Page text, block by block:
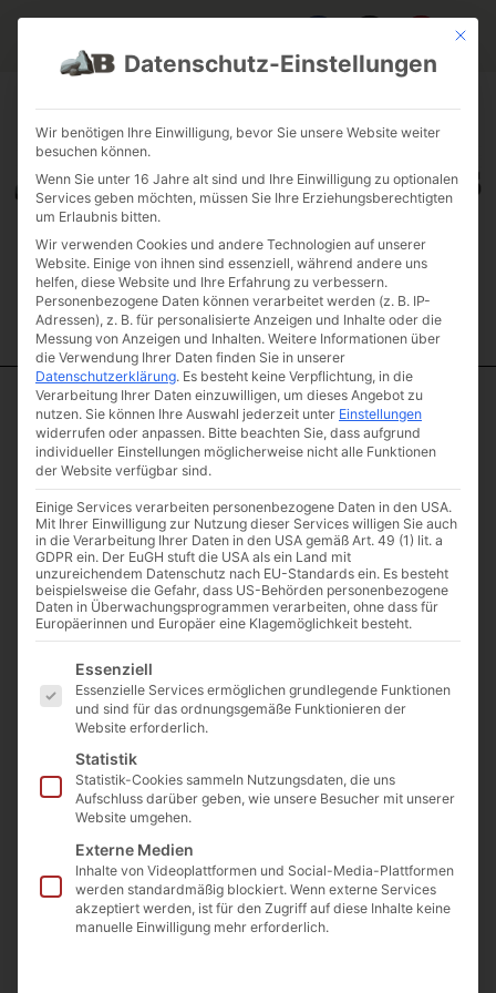
JOBS
FUHRPARK
Start/Natursteinstufen/Blockstufen/ Dolomit Garten Blockstufe
60 – 120
Blockstufe 60 –
120
Artikelnummer: DGB150
€109,00 (inkl. MwSt.)
Preis / laufender Meter ab
Steinbruch
€129 (inkl. MwSt.)
€119
Lager Langgöns ab 8 lfm
Mit
Datenschutz-Einstellungen
Wir benötigen Ihre Einwilligung, bevor Sie unsere Website weiter
besuchen können.
Wenn Sie unter 16 Jahre alt sind und Ihre Einwilligung zu optionalen
Services geben möchten, müssen Sie Ihre Erziehungsberechtigten
um Erlaubnis bitten.
Wir verwenden Cookies und andere Technologien auf unserer
Website. Einige von ihnen sind essenziell, während andere uns
helfen, diese Website und Ihre Erfahrung zu verbessern.
Personenbezogene Daten können verarbeitet werden (z. B. IP-
Adressen), z. B. für personalisierte Anzeigen und Inhalte oder die
Messung von Anzeigen und Inhalten. Weitere Informationen über
die Verwendung Ihrer Daten finden Sie in unserer
Datenschutzerklärung. Es besteht keine Verpflichtung, in die
Verarbeitung Ihrer Daten einzuwilligen, um dieses Angebot zu
nutzen. Sie können Ihre Auswahl jederzeit unter Einstellungen
widerrufen oder anpassen. Bitte beachten Sie, dass aufgrund
individueller Einstellungen möglicherweise nicht alle Funktionen
der Website verfügbar sind.
Einige Services verarbeiten personenbezogene Daten in den USA.
Mit Ihrer Einwilligung zur Nutzung dieser Services willigen Sie auch
in die Verarbeitung Ihrer Daten in den USA gemäß Art. 49 (1) lit. a
GDPR ein. Der EuGH stuft die USA als ein Land mit
unzureichendem Datenschutz nach EU-Standards ein. Es besteht
beispielsweise die Gefahr, dass US-Behörden personenbezogene
Daten in Überwachungsprogrammen verarbeiten, ohne dass für
Europäerinnen und Europäer eine Klagemöglichkeit besteht.
Es folgt eine Liste der Service-Gruppen, für die eine
Essenziell
Essenzielle Services ermöglichen grundlegende Funktionen
und sind für das ordnungsgemäße Funktionieren der
Website erforderlich.
Statistik
Statistik-Cookies sammeln Nutzungsdaten, die uns
Aufschluss darüber geben, wie unsere Besucher mit unserer
Website umgehen.
Externe Medien
Inhalte von Videoplattformen und Social-Media-Plattformen
werden standardmäßig blockiert. Wenn externe Services
akzeptiert werden, ist für den Zugriff auf diese Inhalte keine
manuelle Einwilligung mehr erforderlich.